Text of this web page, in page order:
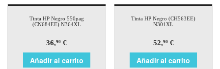
Tinta HP Negro 550pag
(CN684EE) N364XL
36,90 €
Añadir al carrito
Tinta HP Negro (CH563EE)
N301XL
52,90€
Añadir al carrito